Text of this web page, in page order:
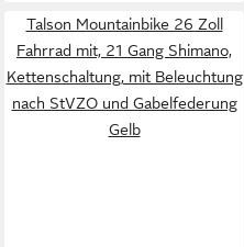
Talson Mountainbike 26 Zoll
Fahrrad mit, 21 Gang Shimano,
Kettenschaltung, mit Beleuchtung
nach StVZO und Gabelfederung
Gelb